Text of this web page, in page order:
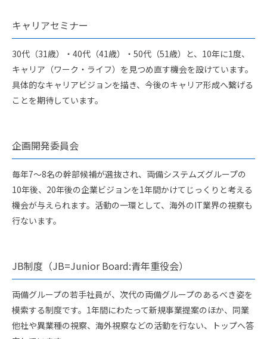
キャリアセミナー
30代（31歳）・40代（41歳）・50代（51歳）と、10年に1度、
キャリア（ワーク・ライフ）を見つめ直す機会を設けています。
具体的なキャリアビジョンを描き、今後のキャリア形成へ繋げる
ことを期待しています。
企画開発委員会
毎年7～8名の幹部候補が選抜され、両備システムズグループの
10年後、20年後の企業ビジョンを1年間かけてじっくりと考える
機会が与えられます。活動の一環として、海外のIT業界の視察も
行ないます。
JB制度（JB=Junior Board:青年重役会）
両備グループの若手社員が、次代の両備グループのあるべき姿を
模索する制度です。1年間にわたって新規事業提案のほか、同業
他社や異業種の視察、海外視察などの活動を行ない、トップへ答